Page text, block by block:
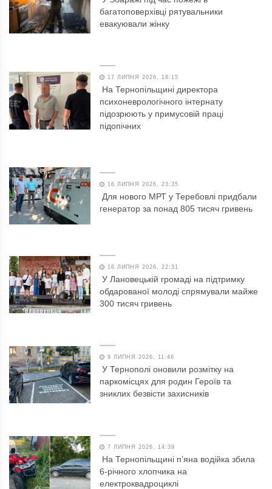
багатоповерхівці рятувальники
евакуювали жінку
17 ЛИПНЯ 2026, 18:15
На Тернопільщині директора
психоневрологічного інтернату
підозрюють у примусовій праці
підопічних
16 ЛИПНЯ 2026, 23:35
Для нового МРТ у Теребовлі придбали
генератор за понад 805 тисяч гривень
16 ЛИПНЯ 2026, 22:31
У Лановецькій громаді на підтримку
обдарованої молоді спрямували майже
300 тисяч гривень
9 ЛИПНЯ 2026, 11:46
У Тернополі оновили розмітку на
паркомісцях для родин Героїв та
зниклих безвісти захисників
7 ЛИПНЯ 2026, 14:39
На Тернопільщині п’яна водійка збила
6-річного хлопчика на
електроквадроциклі